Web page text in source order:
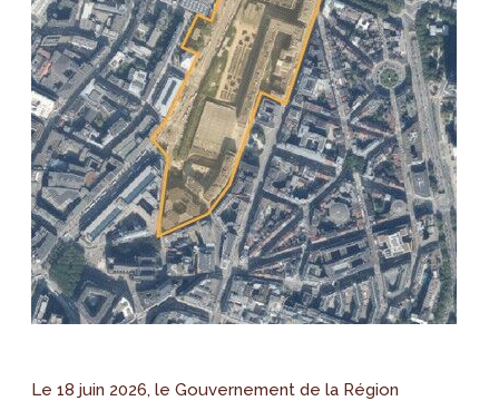
Le 18 juin 2026, le Gouvernement de la Région